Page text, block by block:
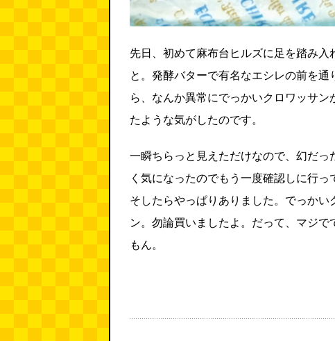
先日、初めて麻布台ヒルズに足を踏み入
と。発酵バターで有名なエシレの前を通
ら、なんか異常にでっかいクロワッサン
たような気がしたのです。
一瞬ちらっと見えただけなので、幻だっ
く気になったのでもう一度確認しに行っ
そしたらやっぱりありました。でっかい
ン。勿論買いましたよ。だって、マジで
もん。